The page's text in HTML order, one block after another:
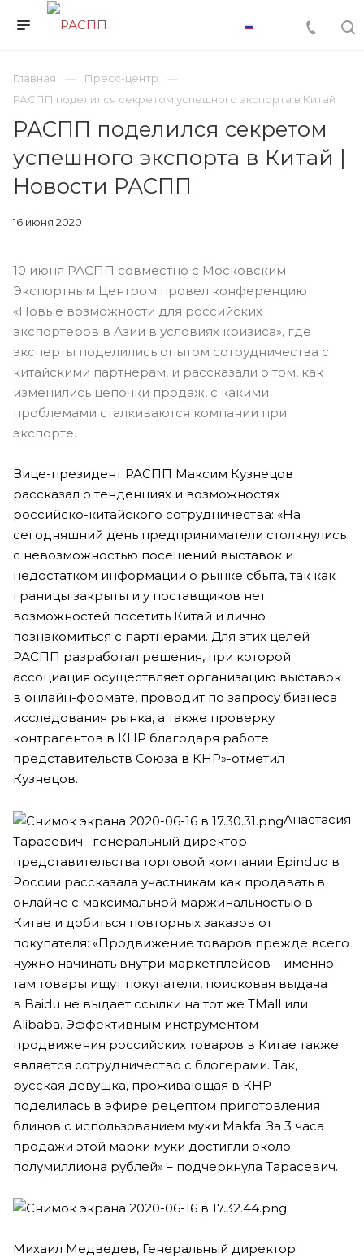
Главная
Пресс-центр
РАСПП поделился секретом успешного экспорта в Китай
РАСПП поделился секретом
успешного экспорта в Китай |
Новости РАСПП
16 июня 2020
10 июня РАСПП совместно с Московским
Экспортным Центром провел конференцию
«Новые возможности для российских
экспортеров в Азии в условиях кризиса», где
эксперты поделились опытом сотрудничества с
китайскими партнерам, и рассказали о том, как
изменились цепочки продаж, с какими
проблемами сталкиваются компании при
экспорте.
Вице-президент РАСПП Максим Кузнецов
рассказал о тенденциях и возможностях
российско-китайского сотрудничества: «На
сегодняшний день предприниматели столкнулись
с невозможностью посещений выставок и
недостатком информации о рынке сбыта, так как
границы закрыты и у поставщиков нет
возможностей посетить Китай и лично
познакомиться с партнерами. Для этих целей
РАСПП разработал решения, при которой
ассоциация осуществляет организацию выставок
в онлайн-формате, проводит по запросу бизнеса
исследования рынка, а также проверку
контрагентов в КНР благодаря работе
представительств Союза в КНР»-отметил
Кузнецов.
Анастасия
Тарасевич– генеральный директор
представительства торговой компании Epinduo в
России рассказала участникам как продавать в
онлайне с максимальной маржинальностью в
Китае и добиться повторных заказов от
покупателя: «Продвижение товаров прежде всего
нужно начинать внутри маркетплейсов – именно
там товары ищут покупатели, поисковая выдача
в Baidu не выдает ссылки на тот же TMall или
Alibaba. Эффективным инструментом
продвижения российских товаров в Китае также
является сотрудничество с блогерами. Так,
русская девушка, проживающая в КНР
поделилась в эфире рецептом приготовления
блинов с использованием муки Makfa. За 3 часа
продажи этой марки муки достигли около
полумиллиона рублей» – подчеркнула Тарасевич.
Михаил Медведев, Генеральный директор